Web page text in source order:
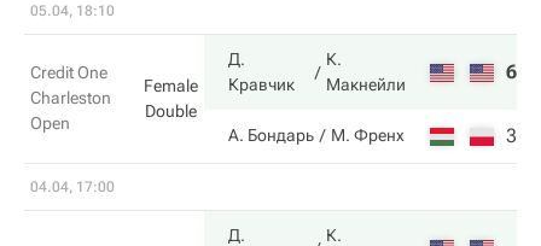
05.04, 18:10
Credit One
Charleston
Open
Female
Double
Д.
Кравчик
К.
Макнейли
6
А. Бондарь М. Френх 3
04.04, 17:00
Д.
К.